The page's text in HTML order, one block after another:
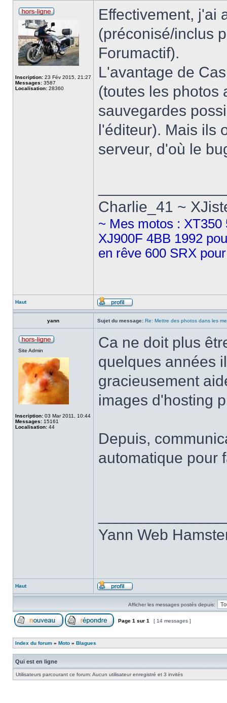
Inscription: 23 Fév 2015, 21:27
Messages: 3587
Localisation: 28360
Effectivement, j'ai
(préconisé/inclus
Forumactif).
L'avantage de
(toutes les photos
sauvegardes
l'éditeur). Mais ils
serveur, d'où le
Charlie_41 ~
~ Mes motos :
XJ900F 4BB 1992
en rêve 600 SRX
Haut
yann Sujet du message: Re: Mettre des photos dans les
Site Admin
Inscription: 03 Mar 2011, 10:44
Messages: 15161
Localisation: 44
Ca ne doit plus
quelques années
gracieusement
images d'hosting
Depuis,
automatique pour
Yann Web
Haut
Afficher les messages postés depuis:
Page 1 sur 1 [ 14 messages ]
Index du forum » Moto » Blagues
Qui est en ligne
Utilisateurs parcourant ce forum: Aucun utilisateur enregistré et 3 invités